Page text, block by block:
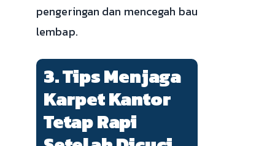
pengeringan dan mencegah bau
lembap.
3. Tips Menjaga
Karpet Kantor
Tetap Rapi